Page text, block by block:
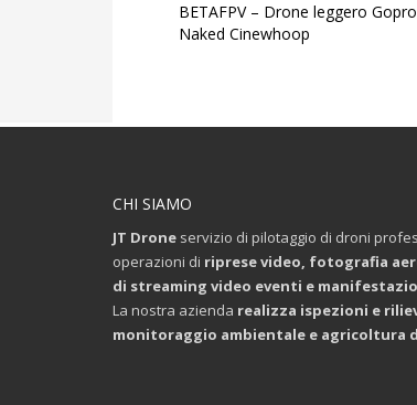
BETAFPV – Drone leggero Gopro
Naked Cinewhoop
CHI SIAMO
JT Drone servizio di pilotaggio di droni
operazioni di riprese video, fotografia
di streaming video eventi e
La nostra azienda realizza ispezioni e
monitoraggio ambientale e agricoltura